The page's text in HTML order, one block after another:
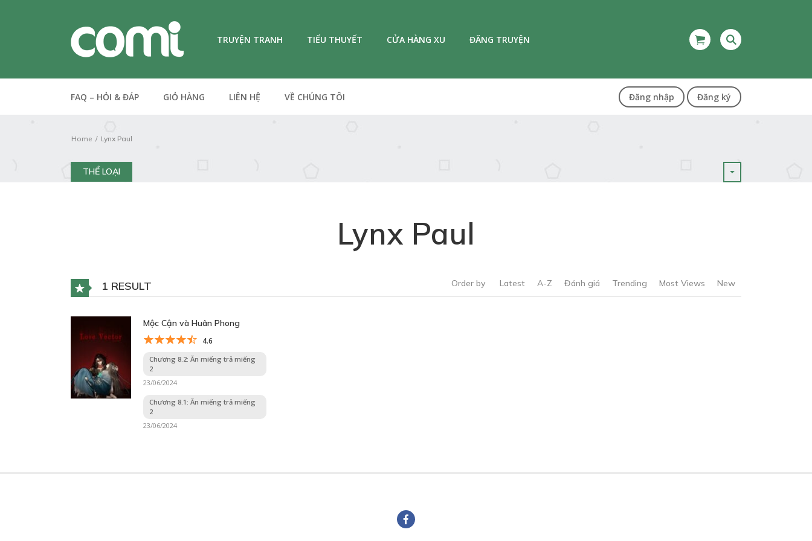
TRUYỆN TRANH TIỂU THUYẾT CỬA HÀNG XU ĐĂNG TRUYỆN
FAQ – HỎI & ĐÁP GIỎ HÀNG LIÊN HỆ VỀ CHÚNG TÔI Đăng nhập Đăng ký
Home Lynx Paul
THỂ LOẠI
Lynx Paul
1 RESULT Order by Latest A-Z Đánh giá Trending Most Views New
Mộc Cận và Huân Phong
4.6
Chương 8.2: Ăn miếng trả miếng
2
23/06/2024
Chương 8.1: Ăn miếng trả miếng
2
23/06/2024